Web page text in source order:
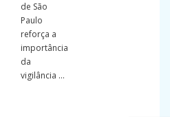
de São
Paulo
reforça a
importância
da
vigilância ...